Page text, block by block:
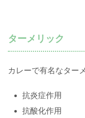
ターメリック
カレーで有名なター
抗炎症作用
抗酸化作用